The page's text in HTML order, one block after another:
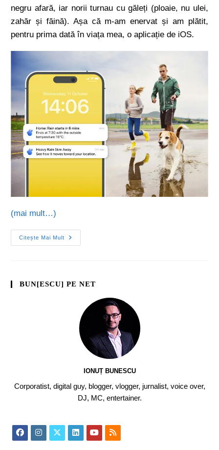
negru afară, iar norii turnau cu găleți (ploaie, nu ulei,
zahăr și făină). Așa că m-am enervat și am plătit,
pentru prima dată în viața mea, o aplicație de iOS.
(mai mult…)
Citește Mai Mult
BUN[ESCU] PE NET
IONUȚ BUNESCU
Corporatist, digital guy, blogger, vlogger, jurnalist, voice over,
DJ, MC, entertainer.